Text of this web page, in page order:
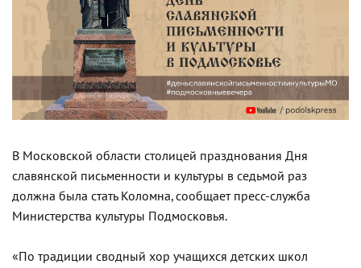
В Московской области столицей празднования Дня
славянской письменности и культуры в седьмой раз
должна была стать Коломна, сообщает пресс-служба
Министерства культуры Подмосковья.
«По традиции сводный хор учащихся детских школ